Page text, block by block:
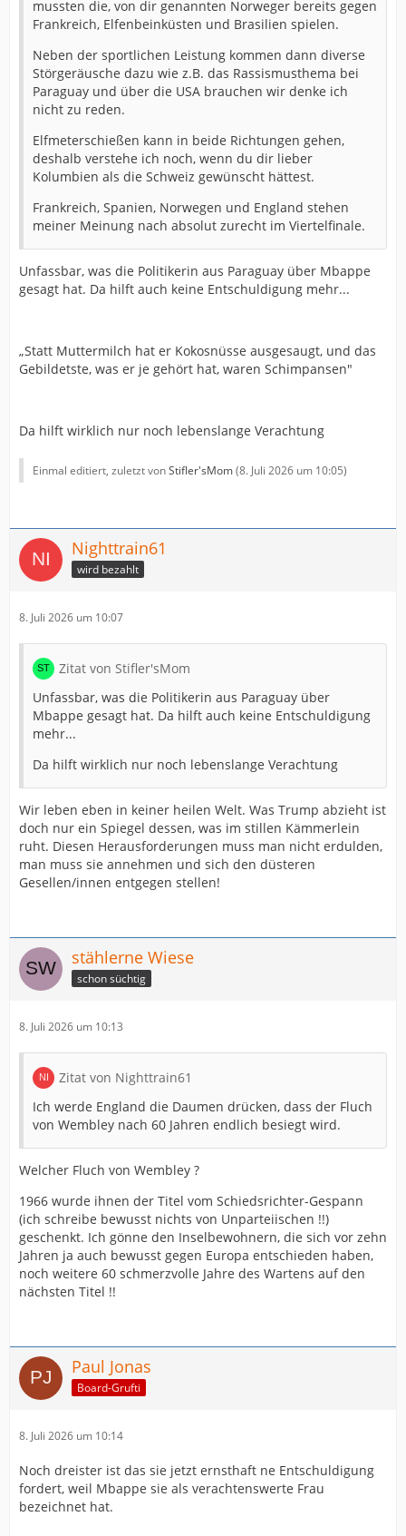
mussten die, von dir genannten Norweger bereits gegen
Frankreich, Elfenbeinküsten und Brasilien spielen.
Neben der sportlichen Leistung kommen dann diverse
Störgeräusche dazu wie z.B. das Rassismusthema bei
Paraguay und über die USA brauchen wir denke ich
nicht zu reden.
Elfmeterschießen kann in beide Richtungen gehen,
deshalb verstehe ich noch, wenn du dir lieber
Kolumbien als die Schweiz gewünscht hättest.
Frankreich, Spanien, Norwegen und England stehen
meiner Meinung nach absolut zurecht im Viertelfinale.
Unfassbar, was die Politikerin aus Paraguay über Mbappe
gesagt hat. Da hilft auch keine Entschuldigung mehr...
„Statt Muttermilch hat er Kokosnüsse ausgesaugt, und das
Gebildetste, was er je gehört hat, waren Schimpansen"
Da hilft wirklich nur noch lebenslange Verachtung
Einmal editiert, zuletzt vonStifler'sMom(8. Juli 2026 um 10:05)
Nighttrain61
wird bezahlt
8. Juli 2026 um 10:07
Zitat von Stifler'sMom
Unfassbar, was die Politikerin aus Paraguay über
Mbappe gesagt hat. Da hilft auch keine Entschuldigung
mehr...
Da hilft wirklich nur noch lebenslange Verachtung
Wir leben eben in keiner heilen Welt. Was Trump abzieht ist
doch nur ein Spiegel dessen, was im stillen Kämmerlein
ruht. Diesen Herausforderungen muss man nicht erdulden,
man muss sie annehmen und sich den düsteren
Gesellen/innen entgegen stellen!
stählerne Wiese
schon süchtig
8. Juli 2026 um 10:13
Zitat von Nighttrain61
Ich werde England die Daumen drücken, dass der Fluch
von Wembley nach 60 Jahren endlich besiegt wird.
Welcher Fluch von Wembley ?
1966 wurde ihnen der Titel vom Schiedsrichter-Gespann
(ich schreibe bewusst nichts von Unparteiischen !!)
geschenkt. Ich gönne den Inselbewohnern, die sich vor zehn
Jahren ja auch bewusst gegen Europa entschieden haben,
noch weitere 60 schmerzvolle Jahre des Wartens auf den
nächsten Titel !!
Paul Jonas
Board-Grufti
8. Juli 2026 um 10:14
Noch dreister ist das sie jetzt ernsthaft ne Entschuldigung
fordert, weil Mbappe sie als verachtenswerte Frau
bezeichnet hat.